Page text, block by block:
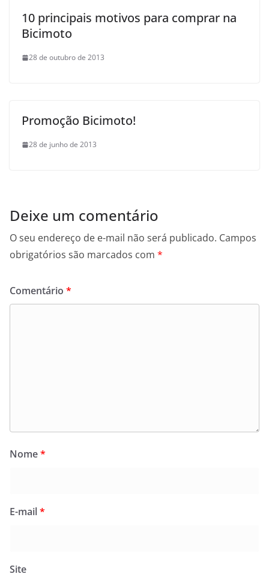
10 principais motivos para comprar na
Bicimoto
28 de outubro de 2013
Promoção Bicimoto!
28 de junho de 2013
Deixe um comentário
O seu endereço de e-mail não será publicado. Campos
obrigatórios são marcados com *
Comentário *
Nome*
E-mail*
Site